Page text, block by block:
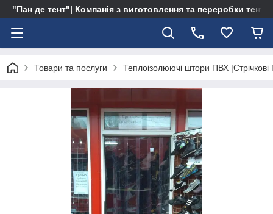
"Пан де тент"| Компанія з виготовлення та переробки тентів
Товари та послуги Теплоізолюючі штори ПВХ